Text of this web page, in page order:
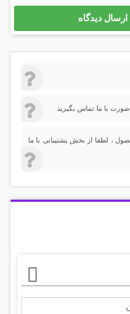
دیدگاه
با ما تماس بگیرید
، لطفا از بخش پشتیبانی با ما